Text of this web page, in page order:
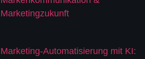
Marketingzukunft
Marketing-Automatisierung mit KI: